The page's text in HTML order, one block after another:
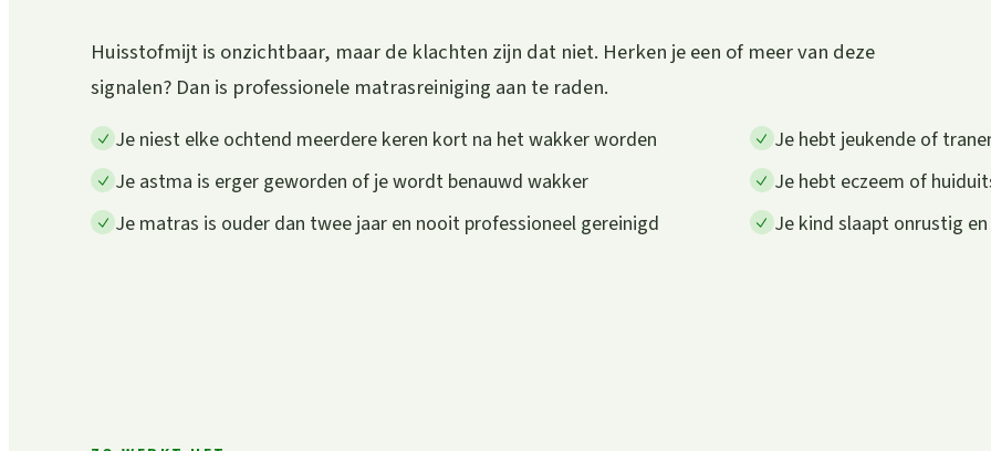
Huisstofmijt is onzichtbaar, maar de klachten zijn dat niet. Herken je een of meer van deze
signalen? Dan is professionele matrasreiniging aan te raden.
Je niest elke ochtend meerdere keren kort na het wakker worden
Je hebt jeukende of
Je astma is erger geworden of je wordt benauwd wakker
Je hebt eczeem of
Je matras is ouder dan twee jaar en nooit professioneel gereinigd
Je kind slaapt onrustig